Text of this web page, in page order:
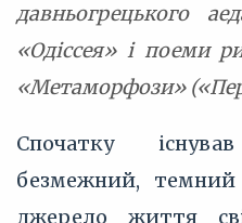
давньогрецького
«Одіссея» і поеми
«Метаморфози»
Спочатку
безмежний,
джерело життя